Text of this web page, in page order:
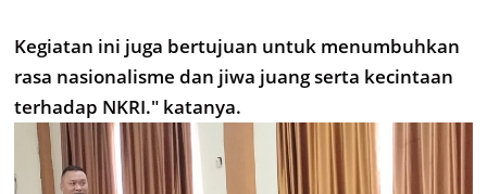
Kegiatan ini juga bertujuan untuk menumbuhkan
rasa nasionalisme dan jiwa juang serta kecintaan
terhadap NKRI." katanya.